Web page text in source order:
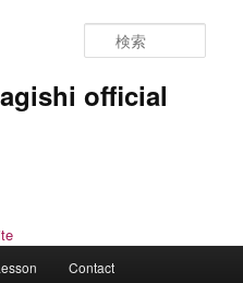
official
索
Contact